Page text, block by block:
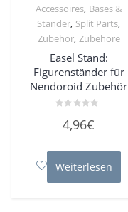
Accessoires, Bases &
Ständer, Split Parts,
Zubehör, Zubehöre
Easel Stand:
Figurenständer für
Nendoroid Zubehör
mit
5
4,96€
Weiterlesen